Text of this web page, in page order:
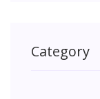
Category